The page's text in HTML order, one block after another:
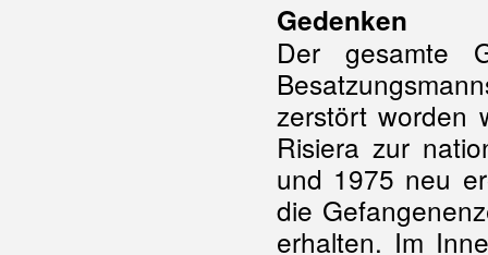
Gedenken
Der gesamte
zerstört worden
Risiera zur
und 1975 neu
die
erhalten. Im